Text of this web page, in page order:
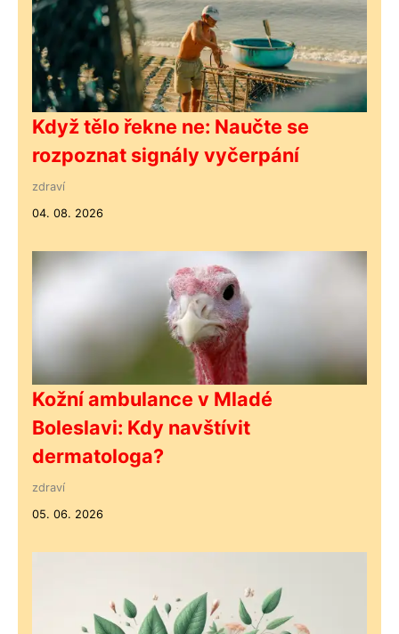
Když tělo řekne ne: Naučte se
rozpoznat signály vyčerpání
zdraví
04. 08. 2026
Kožní ambulance v Mladé
Boleslavi: Kdy navštívit
dermatologa?
zdraví
05. 06. 2026